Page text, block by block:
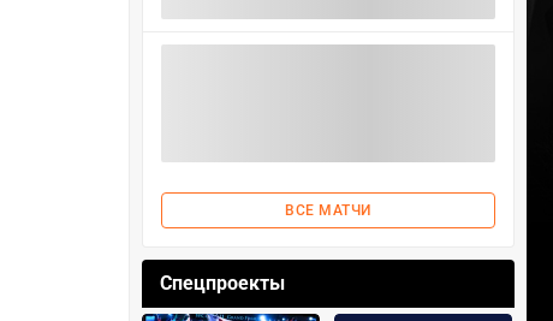
ВСЕ МАТЧИ
Спецпроекты